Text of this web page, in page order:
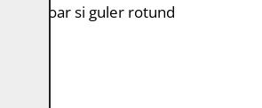
fermoar si guler rotund